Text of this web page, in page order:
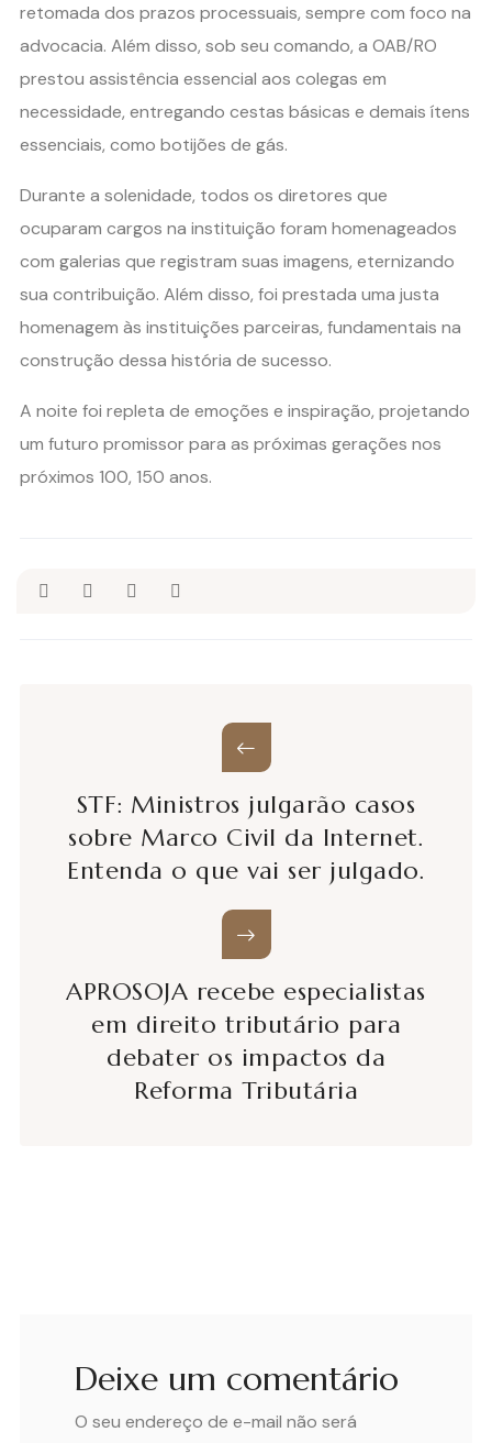
retomada dos prazos processuais, sempre com foco na
advocacia. Além disso, sob seu comando, a OAB/RO
prestou assistência essencial aos colegas em
necessidade, entregando cestas básicas e demais ítens
essenciais, como botijões de gás.
Durante a solenidade, todos os diretores que
ocuparam cargos na instituição foram homenageados
com galerias que registram suas imagens, eternizando
sua contribuição. Além disso, foi prestada uma justa
homenagem às instituições parceiras, fundamentais na
construção dessa história de sucesso.
A noite foi repleta de emoções e inspiração, projetando
um futuro promissor para as próximas gerações nos
próximos 100, 150 anos.
STF: Ministros julgarão casos
sobre Marco Civil da Internet.
Entenda o que vai ser julgado.
APROSOJA recebe especialistas
em direito tributário para
debater os impactos da
Reforma Tributária
Deixe um comentário
O seu endereço de e-mail não será